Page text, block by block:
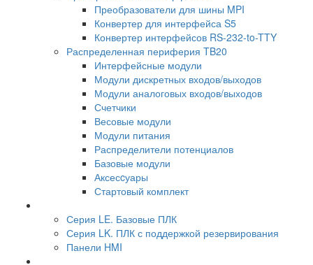
Преобразователи для шины MPI
Конвертер для интерфейса S5
Конвертер интерфейсов RS-232-to-TTY
Распределенная периферия TB20
Интерфейсные модули
Модули дискретных входов/выходов
Модули аналоговых входов/выходов
Счетчики
Весовые модули
Модули питания
Распределители потенциалов
Базовые модули
Аксесcуары
Стартовый комплект
Серия LE. Базовые ПЛК
Серия LK. ПЛК с поддержкой резервирования
Панели HMI